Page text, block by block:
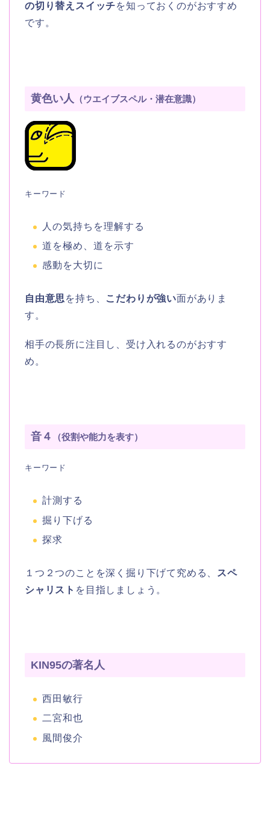
の切り替えスイッチを知っておくのがおすすめ
です。
黄色い人 （ウエイブスペル・潜在意識）
キーワード
人の気持ちを理解する
道を極め、道を示す
感動を大切に
自由意思 を持ち、 こだわりが強い面がありま
す。
相手の長所に注目し、受け入れるのがおすす
め。
音４ （役割や能力を表す）
キーワード
計測する
掘り下げる
探求
１つ２つのことを深く掘り下げて究める、
スペ
シャリスト を目指しましょう。
KIN95の著名人
西田敏行
二宮和也
風間俊介